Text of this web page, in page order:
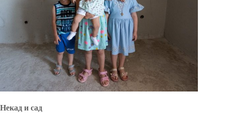
Некад и сад